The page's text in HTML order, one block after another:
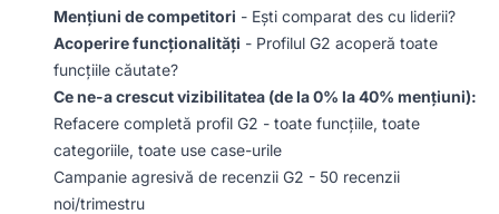
Mențiuni de competitori - Ești comparat des cu liderii?
Acoperire funcționalități - Profilul G2 acoperă toate
funcțiile căutate?
Ce ne-a crescut vizibilitatea (de la 0% la 40% mențiuni):
Refacere completă profil G2 - toate funcțiile, toate
categoriile, toate use case-urile
Campanie agresivă de recenzii G2 - 50 recenzii
noi/trimestru